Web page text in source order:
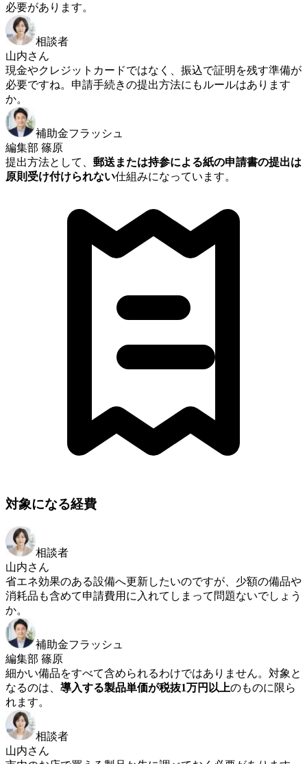
必要があります。
相談者
山内さん
現金やクレジットカードではなく、振込で証明を残す準備が
必要ですね。申請手続きの提出方法にもルールはあります
か。
補助金フラッシュ
編集部 篠原
提出方法として、 郵送または持参による紙の申請書の提出は
原則受け付けられない仕組みになっています。
対象になる経費
相談者
山内さん
省エネ効果のある設備へ更新したいのですが、少額の備品や
消耗品も含めて申請費用に入れてしまって問題ないでしょう
か。
補助金フラッシュ
編集部 篠原
細かい備品をすべて含められるわけではありません。対象と
なるのは、 導入する製品単価が税抜1万円以上のものに限ら
れます。
相談者
山内さん